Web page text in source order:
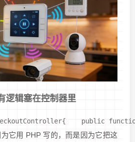
逻辑塞在控制器里
public
它用 PHP 写的，而是因为它把这